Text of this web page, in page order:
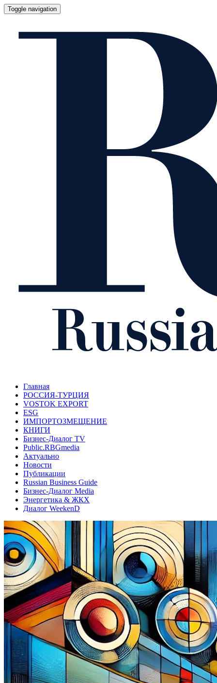
Toggle navigation
Главная
РОССИЯ-ТУРЦИЯ
VOSTOK EXPORT
ESG
ИМПОРТОЗМЕЩЕНИЕ
КНИГИ
Бизнес-Диалог TV
Public.RBGmedia
Актуально
Новости
Публикации
Russian Business Guide
Бизнес-Диалог Media
Энергетика & ЖКХ
Диалог WeekenD